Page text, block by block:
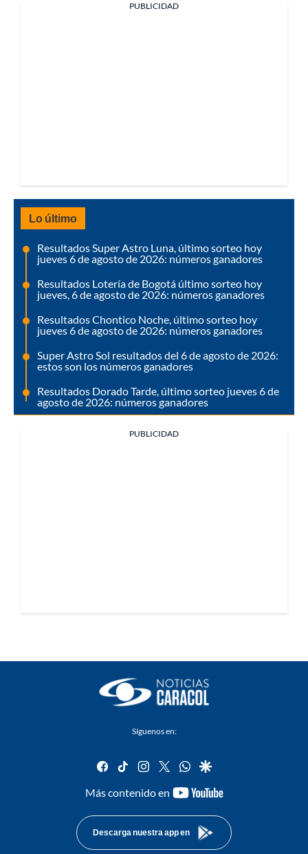
PUBLICIDAD
Lo último
Resultados Super Astro Luna, último sorteo hoy
jueves 6 de agosto de 2026: números ganadores
Resultados Lotería de Bogotá último sorteo hoy
jueves, 6 de agosto de 2026: números ganadores
Resultados Chontico Noche, último sorteo hoy
jueves 6 de agosto de 2026: números ganadores
Super Astro Sol resultados del 6 de agosto de 2026:
estos son los números ganadores
Resultados Dorado Tarde, último sorteo jueves 6 de
agosto de 2026: números ganadores
PUBLICIDAD
Síguenos en:
facebook
tiktok instagram
twitterwhatsapp
google
Más contenido en
youtube-
Descarga nuestra app en